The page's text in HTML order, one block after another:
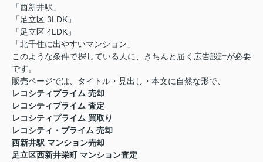
「西新井駅」
「足立区 3LDK 」
「足立区 4LDK 」
「北千住に出やすいマンション」
このような条件で探している人に、きちんと届く広告設計が必要
です。
販売ページでは、タイトル・見出し・本文に自然な形で、
レコシティプライム 売却
レコシティプライム 査定
レコシティプライム 買取り
レコシティ・プライム 売却
西新井駅 マンション売却
足立区西新井栄町 マンション査定